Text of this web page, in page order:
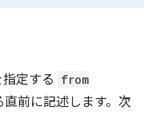
定する from
前に記述します。次